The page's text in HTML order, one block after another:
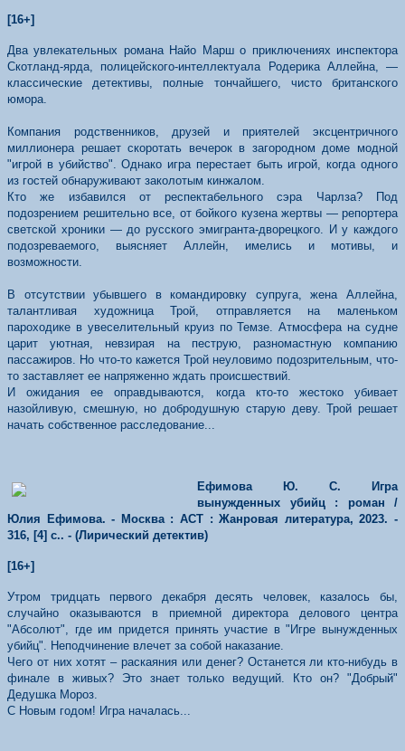
[16+]
Два увлекательных романа Найо Марш о приключениях инспектора
Скотланд-ярда, полицейского-интеллектуала Родерика Аллейна, —
классические детективы, полные тончайшего, чисто британского
юмора.
Компания родственников, друзей и приятелей эксцентричного
миллионера решает скоротать вечерок в загородном доме модной
"игрой в убийство". Однако игра перестает быть игрой, когда одного
из гостей обнаруживают заколотым кинжалом.
Кто же избавился от респектабельного сэра Чарлза? Под
подозрением решительно все, от бойкого кузена жертвы — репортера
светской хроники — до русского эмигранта-дворецкого. И у каждого
подозреваемого, выясняет Аллейн, имелись и мотивы, и
возможности.
В отсутствии убывшего в командировку супруга, жена Аллейна,
талантливая художница Трой, отправляется на маленьком
пароходике в увеселительный круиз по Темзе. Атмосфера на судне
царит уютная, невзирая на пеструю, разномастную компанию
пассажиров. Но что-то кажется Трой неуловимо подозрительным, что-
то заставляет ее напряженно ждать происшествий.
И ожидания ее оправдываются, когда кто-то жестоко убивает
назойливую, смешную, но добродушную старую деву. Трой решает
начать собственное расследование...
Ефимова Ю. С. Игра
вынужденных убийц : роман /
Юлия Ефимова. - Москва : АСТ : Жанровая литература, 2023. -
316, [4] с.. - (Лирический детектив)
[16+]
Утром тридцать первого декабря десять человек, казалось бы,
случайно оказываются в приемной директора делового центра
"Абсолют", где им придется принять участие в "Игре вынужденных
убийц". Неподчинение влечет за собой наказание.
Чего от них хотят – раскаяния или денег? Останется ли кто-нибудь в
финале в живых? Это знает только ведущий. Кто он? "Добрый"
Дедушка Мороз.
С Новым годом! Игра началась...